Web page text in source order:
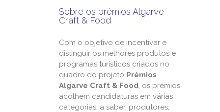
Sobre os prémios Algarve
Craft & Food
Com o objetivo de incentivar e
distinguir os melhores produtos e
programas turísticos criados no
quadro do projeto Prémios
Algarve Craft & Food, os prémios
acolhem candidaturas em várias
categorias, a saber, produtores,